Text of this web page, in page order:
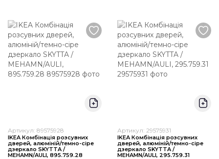
Артикул: 89575928
IKEA Комбінація розсувних
дверей, алюміній/темно-сіре
дзеркало SKYTTA /
MEHAMN/AULI, 895.759.28
Артикул: 29575931
IKEA Комбінація розсувних
дверей, алюміній/темно-сіре
дзеркало SKYTTA /
MEHAMN/AULI, 295.759.31